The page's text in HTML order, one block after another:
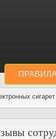
ПРАВИЛА
сигарет